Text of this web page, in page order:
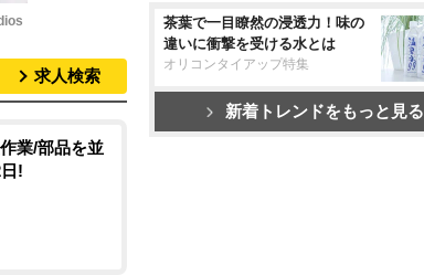
求人検索
業/部品を並
!
茶葉で一目瞭然の浸透力！味の
違いに衝撃を受ける水とは
オリコンタイアップ特集
新着トレンドをもっと見る